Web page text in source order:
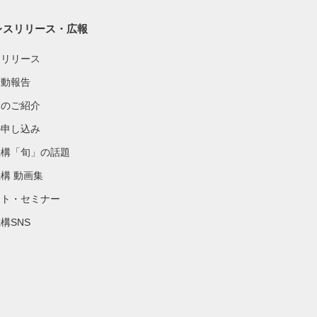
スリリース・広報
リース
報告
ご紹介
し込み
「旬」の話題
動画集
・セミナー
SNS